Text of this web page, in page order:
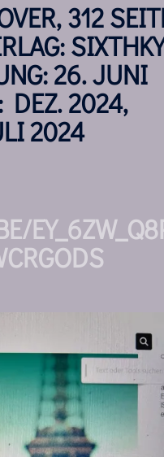
312
26. JUNI
DEZ. 2024,
2024